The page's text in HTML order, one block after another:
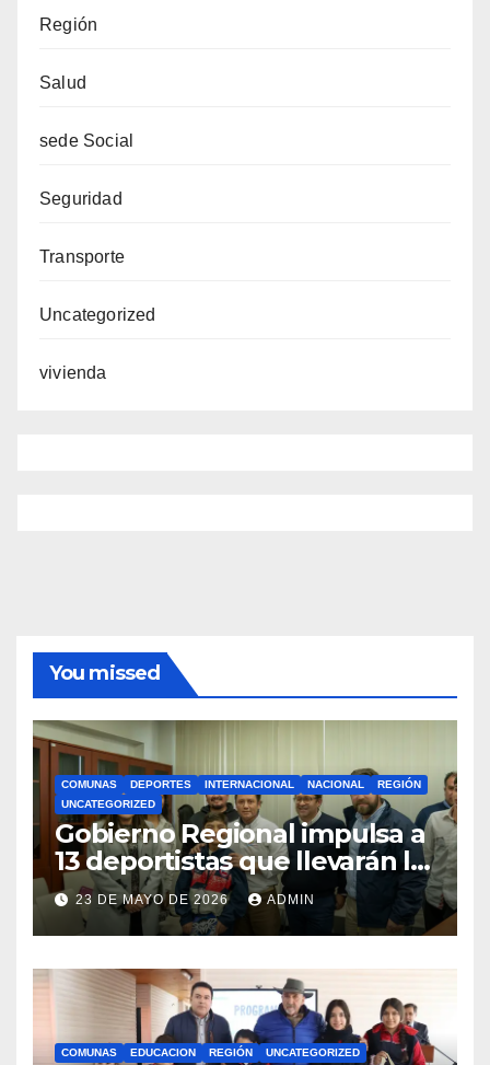
Región
Salud
sede Social
Seguridad
Transporte
Uncategorized
vivienda
You missed
COMUNAS DEPORTES INTERNACIONAL NACIONAL
REGIÓN
UNCATEGORIZED
Gobierno Regional impulsa a
13 deportistas que llevarán la
bandera maulina a
competencias
internacionales
23 DE MAYO DE 2026 ADMIN
COMUNAS EDUCACION REGIÓN UNCATEGORIZED